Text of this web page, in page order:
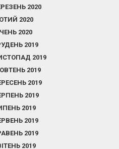
2020
2020
2020
2019
2019
2019
2019
2019
2019
2019
2019
2019